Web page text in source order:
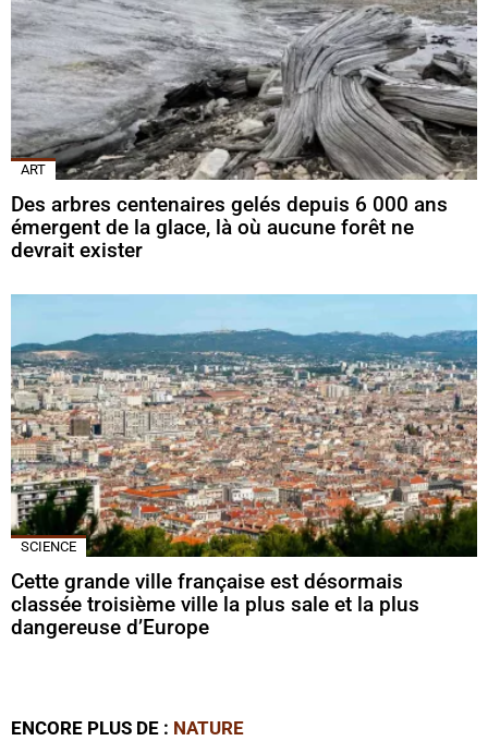
ART
Des arbres centenaires gelés depuis 6 000 ans
émergent de la glace, là où aucune forêt ne
devrait exister
SCIENCE
Cette grande ville française est désormais
classée troisième ville la plus sale et la plus
dangereuse d’Europe
ENCORE PLUS DE : NATURE